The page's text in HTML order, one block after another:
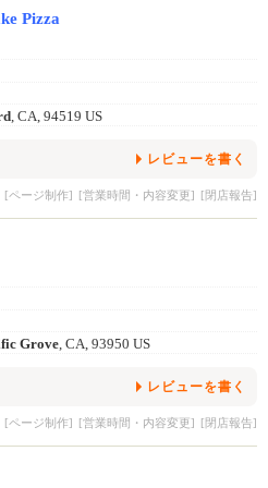
Pizza
, CA, 94519 US
レビューを書く
[ページ制作] [営業時間・内容変更] [閉店報告]
Grove, CA, 93950 US
レビューを書く
[ページ制作] [営業時間・内容変更] [閉店報告]